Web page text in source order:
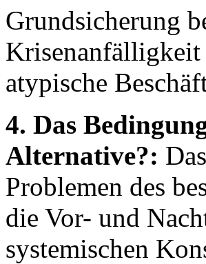
Grundsicherung
Krisenanfälligkeit
atypische
4. Das
Alternative?:
Problemen des
die Vor- und
systemischen